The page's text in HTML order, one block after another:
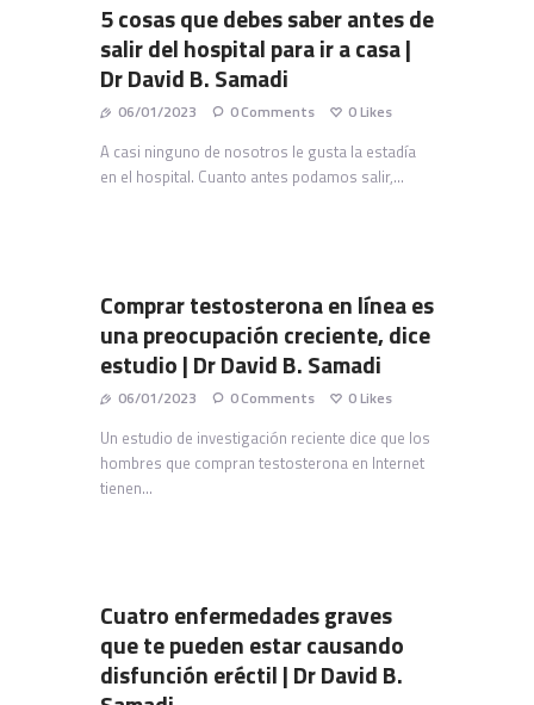
5 cosas que debes saber antes de
salir del hospital para ir a casa |
Dr David B. Samadi
06/01/2023 0Comments 0Likes
A casi ninguno de nosotros le gusta la estadía
en el hospital. Cuanto antes podamos salir,…
Comprar testosterona en línea es
una preocupación creciente, dice
estudio | Dr David B. Samadi
06/01/2023 0Comments 0Likes
Un estudio de investigación reciente dice que los
hombres que compran testosterona en Internet
tienen…
Cuatro enfermedades graves
que te pueden estar causando
disfunción eréctil | Dr David B.